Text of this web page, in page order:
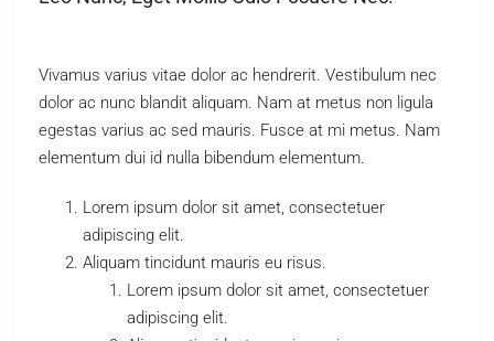
Vivamus varius vitae dolor ac hendrerit. Vestibulum nec
dolor ac nunc blandit aliquam. Nam at metus non ligula
egestas varius ac sed mauris. Fusce at mi metus. Nam
elementum dui id nulla bibendum elementum.
Lorem ipsum dolor sit amet, consectetuer
adipiscing elit.
Aliquam tincidunt mauris eu risus.
Lorem ipsum dolor sit amet, consectetuer
adipiscing elit.